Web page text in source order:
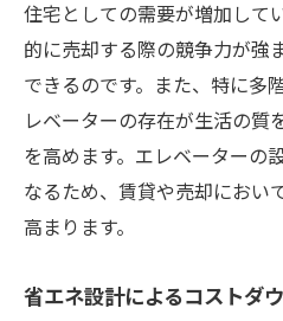
住宅としての需要が増加して
的に売却する際の競争力が強
できるのです。また、特に多
レベーターの存在が生活の質
を高めます。エレベーターの
なるため、賃貸や売却におい
高まります。
省エネ設計によるコストダ